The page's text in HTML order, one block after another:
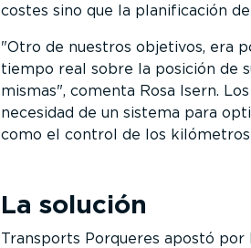
costes sino que la planificación
Otro de nuestros objetivos, era
tiempo real sobre la posición de
mismas , comenta Rosa Isern.
necesidad de un sistema para
como el control de los kilómetros
La solución
Transports Porqueres apostó